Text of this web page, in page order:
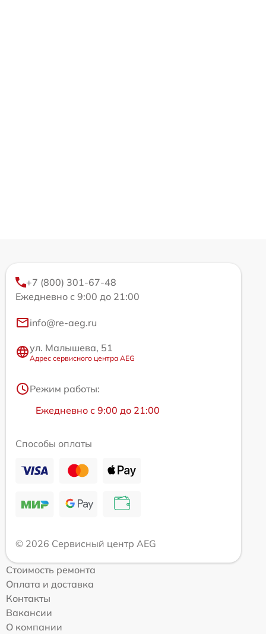
+7 (800) 301-67-48
Ежедневно с 9:00 до 21:00
info@re-aeg.ru
ул. Малышева, 51
Адрес сервисного центра AEG
Режим работы:
Ежедневно с 9:00 до 21:00
Способы оплаты
© 2026 Сервисный центр AEG
Стоимость ремонта
Оплата и доставка
Контакты
Вакансии
О компании